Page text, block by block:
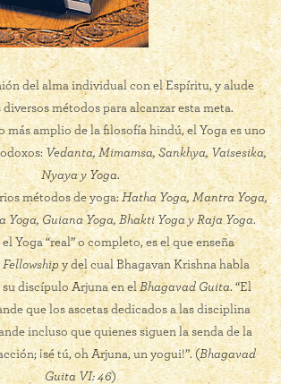
del alma individual con el Espíritu, y alude
métodos para alcanzar esta meta.
más amplio de la filosofía hindú, el Yoga es uno
Vedanta, Mimamsa, Sankhya, Vaisesika,
Nyaya y Yoga.
métodos de yoga:Hatha Yoga, Mantra Yoga,
Yoga, Guiana Yoga, Bhakti Yoga y Raja Yoga.
el Yoga “real” o completo, es el que enseña
y del cual Bhagavan Krishna habla
discípulo Arjuna en el Bhagavad Guita. “El
que los ascetas dedicados a las disciplina
incluso que quienes siguen la senda de la
¡sé tú, oh Arjuna, un yogui!”. (Bhagavad
Guita VI: 46)